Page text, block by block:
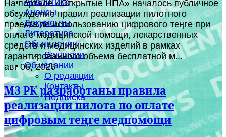
Анонсы
Документы
Литература
Объявления
Вакансии
Об издании
О редакции
Контакты
Подписка
На портале «Открытые НПА» началось публичное
обсуждение правил реализации пилотного
проекта по использованию цифрового теңге при
оплате медицинской помощи, лекарственных
средств и медицинских изделий в рамках
гарантированного объема бесплатной м...
авг 06, 2026
МЗ РК разработаны правила
реализации пилота по оплате
цифровым теңге медпомощи